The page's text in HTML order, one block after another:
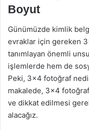
Boyut
Günümüzde kimlik
evraklar için gereken
tanımlayan önemli
işlemlerde hem de
Peki, 3×4 fotoğraf
makalede, 3×4
ve dikkat edilmesi
alacağız.